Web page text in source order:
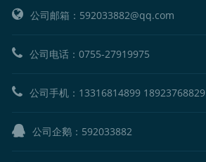
公司邮箱：592033882@qq.com
公司电话：0755-27919975
公司手机： 13316814899 18923768829
公司企鹅： 592033882